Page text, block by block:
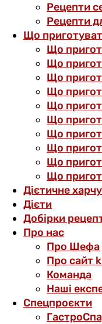
Рецепти
Рецепти
Що
Що
Що
Що
Що
Що
Що
Що
Що
Що
Що
Дієтичне
Дієти
Добірки
Про нас
Про Шефа
Про сайт
Команда
Наші
Спецпроєкти